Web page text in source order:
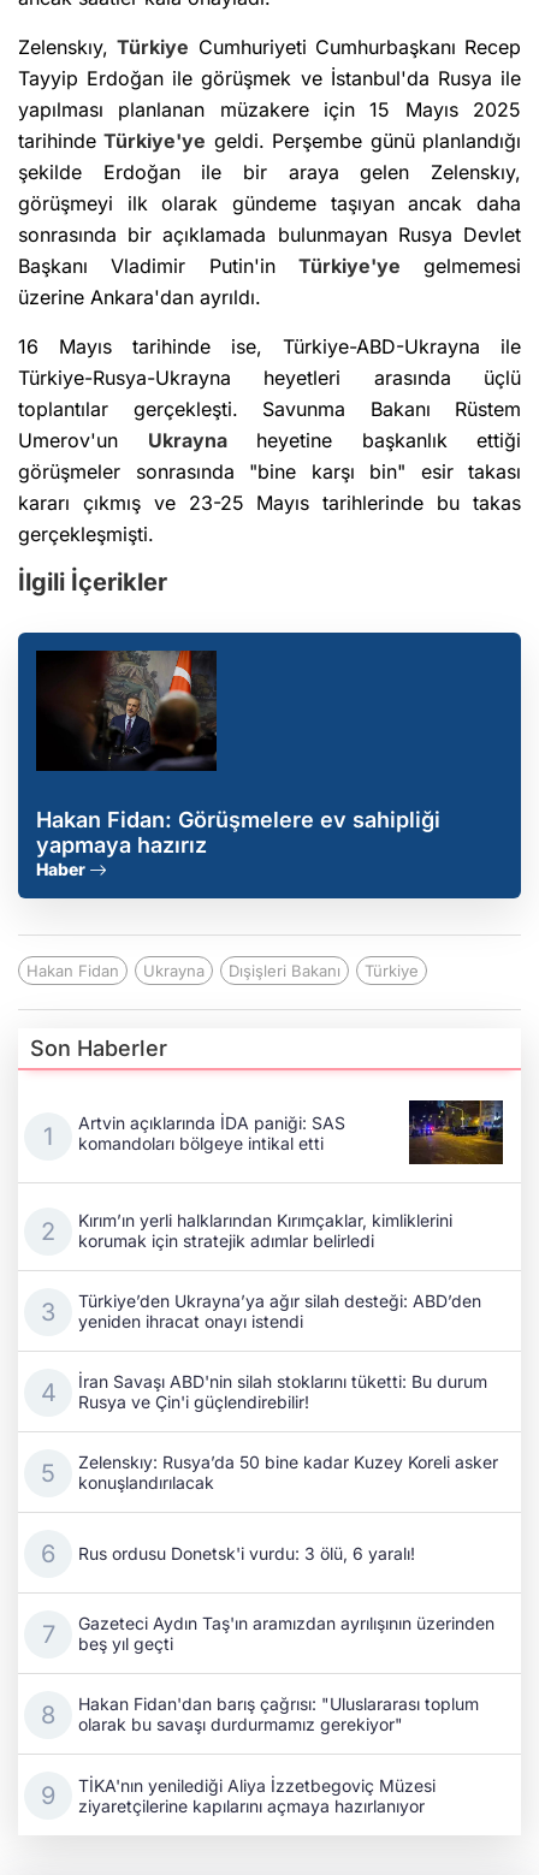
Zelenskıy,Türkiye Cumhuriyeti Cumhurbaşkanı Recep
Tayyip Erdoğan ile görüşmek ve İstanbul'da Rusya ile
yapılması planlanan müzakere için 15 Mayıs 2025
tarihindeTürkiye'ye geldi. Perşembe günü planlandığı
şekilde Erdoğan ile bir araya gelen Zelenskıy,
görüşmeyi ilk olarak gündeme taşıyan ancak daha
sonrasında bir açıklamada bulunmayan Rusya Devlet
Başkanı Vladimir Putin'in Türkiye'ye gelmemesi
üzerine Ankara'dan ayrıldı.
16 Mayıs tarihinde ise, Türkiye-ABD-Ukrayna ile
Türkiye-Rusya-Ukrayna heyetleri arasında üçlü
toplantılar gerçekleşti. Savunma Bakanı Rüstem
Umerov'un Ukraynaheyetine başkanlık ettiği
görüşmeler sonrasında "bine karşı bin" esir takası
kararı çıkmış ve 23-25 Mayıs tarihlerinde bu takas
gerçekleşmişti.
İlgili İçerikler
Hakan Fidan: Görüşmelere ev sahipliği
yapmaya hazırız
Haber
Hakan Fidan Ukrayna Dışişleri Bakanı Türkiye
Son Haberler
Artvin açıklarında İDA paniği: SAS
komandoları bölgeye intikal etti
Kırım’ın yerli halklarından Kırımçaklar, kimliklerini
korumak için stratejik adımlar belirledi
Türkiye’den Ukrayna’ya ağır silah desteği: ABD’den
yeniden ihracat onayı istendi
İran Savaşı ABD'nin silah stoklarını tüketti: Bu durum
Rusya ve Çin'i güçlendirebilir!
Zelenskıy: Rusya’da 50 bine kadar Kuzey Koreli asker
konuşlandırılacak
Rus ordusu Donetsk'i vurdu: 3 ölü, 6 yaralı!
Gazeteci Aydın Taş'ın aramızdan ayrılışının üzerinden
beş yıl geçti
Hakan Fidan'dan barış çağrısı: "Uluslararası toplum
olarak bu savaşı durdurmamız gerekiyor"
TİKA'nın yenilediği Aliya İzzetbegoviç Müzesi
ziyaretçilerine kapılarını açmaya hazırlanıyor